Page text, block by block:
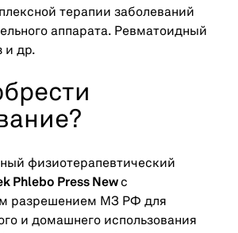
терапии заболеваний
аппарата. Ревматоидный
и др.
физиотерапевтический
Phlebo Press New с
разрешением МЗ РФ для
и домашнего использования